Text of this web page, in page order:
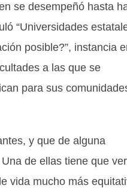
se desempeñó hasta
“Universidades
posible?”, instancia
a las que se
para sus
y que de alguna
de ellas tiene que ver
vida mucho más